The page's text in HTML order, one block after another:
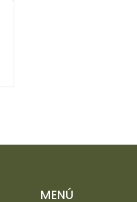
MENÚ